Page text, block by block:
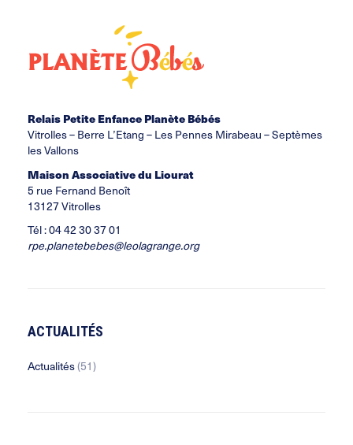
Relais Petite Enfance Planète Bébés
Vitrolles –Berre L’Etang– Les Pennes Mirabeau – Septèmes
les Vallons
Maison Associative du Liourat
5 rue Fernand Benoît
13127 Vitrolles
Tél : 04 42 30 37 01
rpe.planetebebes@leolagrange.org
ACTUALITÉS
Actualités(51)